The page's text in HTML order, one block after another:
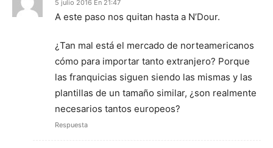
5 julio 2016 En 21:47
A este paso nos quitan hasta a N’Dour.
¿Tan mal está el mercado de norteamericanos
cómo para importar tanto extranjero? Porque
las franquicias siguen siendo las mismas y las
plantillas de un tamaño similar, ¿son realmente
necesarios tantos europeos?
Respuesta